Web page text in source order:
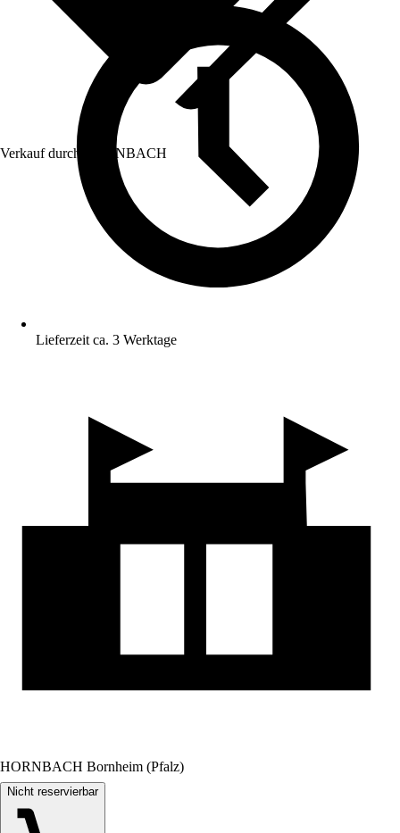
Verkauf durch: HORNBACH
Lieferzeit ca. 3 Werktage
HORNBACH Bornheim (Pfalz)
Nicht reservierbar